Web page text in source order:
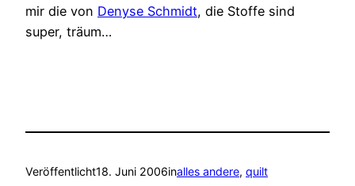
mir die von Denyse Schmidt, die Stoffe sind
super, träum…
Veröffentlicht18. Juni 2006inalles andere, quilt